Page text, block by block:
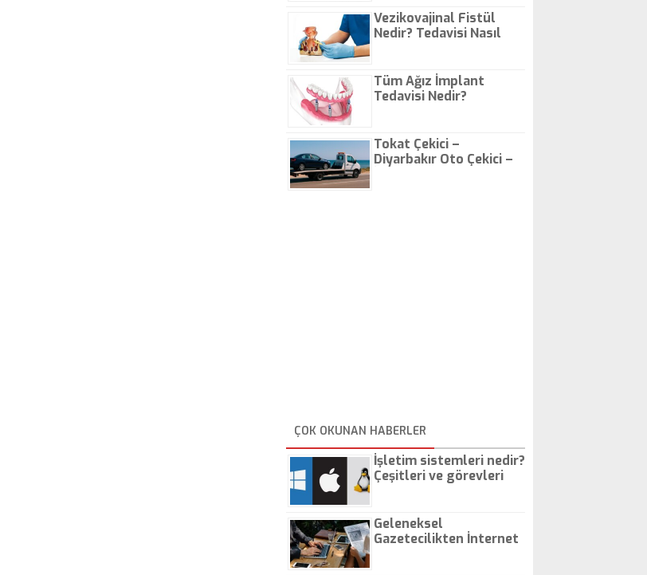
Vezikovajinal Fistül
Nedir? Tedavisi Nasıl
Tüm Ağız İmplant
Tedavisi Nedir?
Tokat Çekici –
Diyarbakır Oto Çekici –
ÇOK OKUNAN HABERLER
İşletim sistemleri nedir?
Çeşitleri ve görevleri
Geleneksel
Gazetecilikten İnternet